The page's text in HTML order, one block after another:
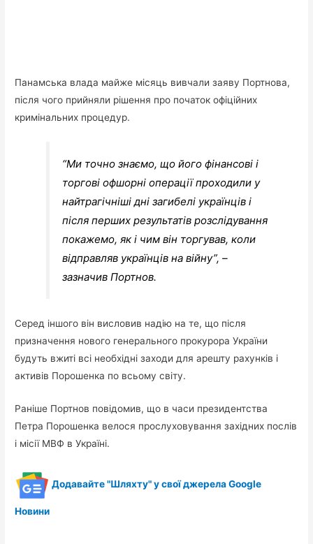
Панамська влада майже місяць вивчали заяву Портнова,
після чого прийняли рішення про початок офіційних
кримінальних процедур.
“Ми точно знаємо, що його фінансові і
торгові офшорні операції проходили у
найтрагічніші дні загибелі українців і
після перших результатів розслідування
покажемо, як і чим він торгував, коли
відправляв українців на війну”, –
зазначив Портнов.
Серед іншого він висловив надію на те, що після
призначення нового генерального прокурора України
будуть вжиті всі необхідні заходи для арешту рахунків і
активів Порошенка по всьому світу.
Раніше Портнов повідомив, що в часи президентства
Петра Порошенка велося прослуховування західних послів
і місії МВФ в Україні.
Додавайте "Шляхту" у свої джерела Google
Новини